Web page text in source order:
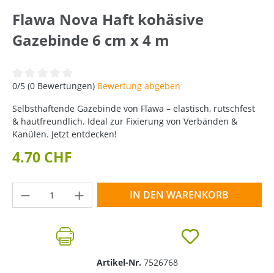
Flawa Nova Haft kohäsive
Gazebinde 6 cm x 4 m
Durchschnittliche Bewertung von 0 von 5 Sternen
0/5 (0 Bewertungen) Bewertung abgeben
Selbsthaftende Gazebinde von Flawa – elastisch, rutschfest
& hautfreundlich. Ideal zur Fixierung von Verbänden &
Kanülen. Jetzt entdecken!
4.70 CHF
Produkt Anzahl: Gib den gewünschten
IN DEN WARENKORB
Artikel-Nr. 7526768